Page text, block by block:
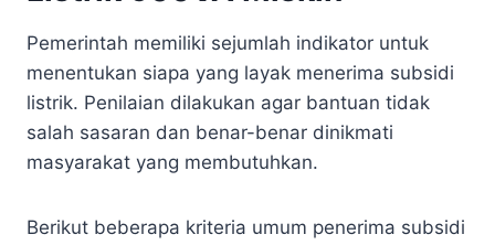
Pemerintah memiliki sejumlah indikator untuk
menentukan siapa yang layak menerima subsidi
listrik. Penilaian dilakukan agar bantuan tidak
salah sasaran dan benar-benar dinikmati
masyarakat yang membutuhkan.
Berikut beberapa kriteria umum penerima subsidi